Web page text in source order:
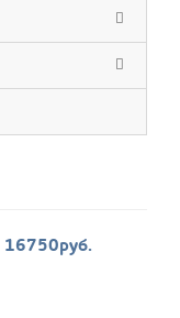
16750руб.